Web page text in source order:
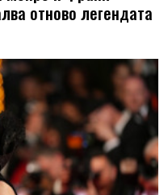
отново легендата